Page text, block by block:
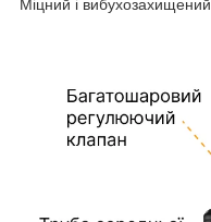
Міцний і вибухозахищений